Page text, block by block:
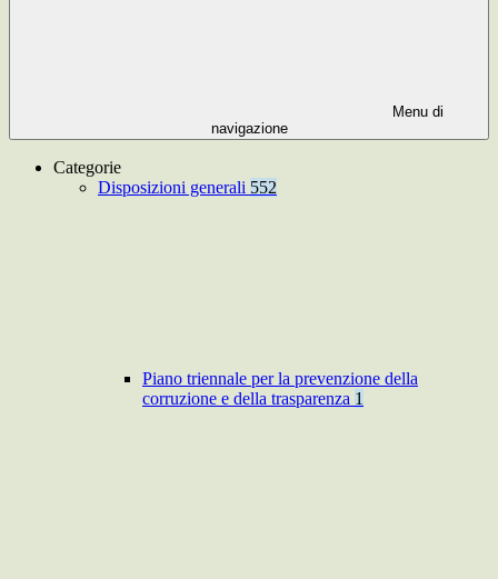
Menu di
navigazione
Categorie
Disposizioni generali 552
Piano triennale per la prevenzione della
corruzione e della trasparenza 1